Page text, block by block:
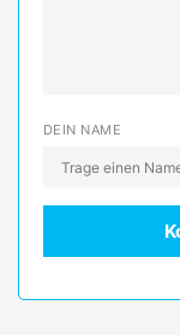
DEIN NAME